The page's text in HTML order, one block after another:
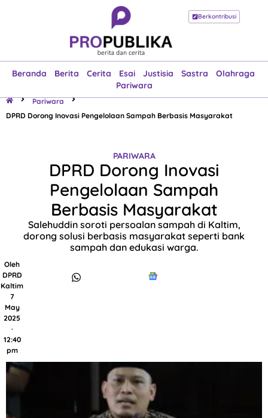
Berkontribusi
Beranda Berita Cerita Esai Justisia Sastra
Olahraga
Pariwara
Beranda
Esai
Justisia
Sastra
Olahraga
Pariwara
Pariwara
DPRD Dorong Inovasi Pengelolaan Sampah Berbasis Masyarakat
PARIWARA
DPRD Dorong Inovasi
Pengelolaan Sampah
Berbasis Masyarakat
Salehuddin soroti persoalan sampah di Kaltim,
dorong solusi berbasis masyarakat seperti bank
sampah dan edukasi warga.
Oleh
DPRD
Kaltim
7
May
2025
·
12:40
pm